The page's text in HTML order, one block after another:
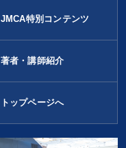
JMCA特別コンテンツ
著者・講師紹介
トップページへ